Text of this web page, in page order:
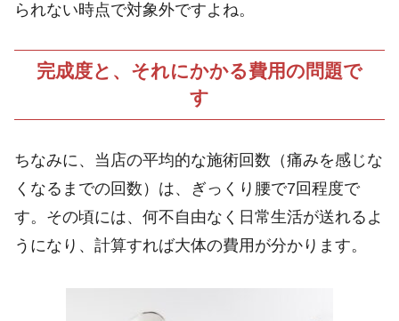
られない時点で対象外ですよね。
完成度と、それにかかる費用の問題で
す
ちなみに、当店の平均的な施術回数（痛みを感じな
くなるまでの回数）は、ぎっくり腰で7回程度で
す。その頃には、何不自由なく日常生活が送れるよ
うになり、計算すれば大体の費用が分かります。